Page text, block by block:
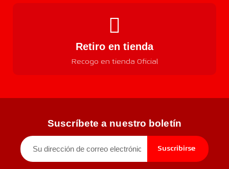
Retiro en tienda
Recogo en tienda Oficial
Suscríbete a nuestro boletín
Suscribirse